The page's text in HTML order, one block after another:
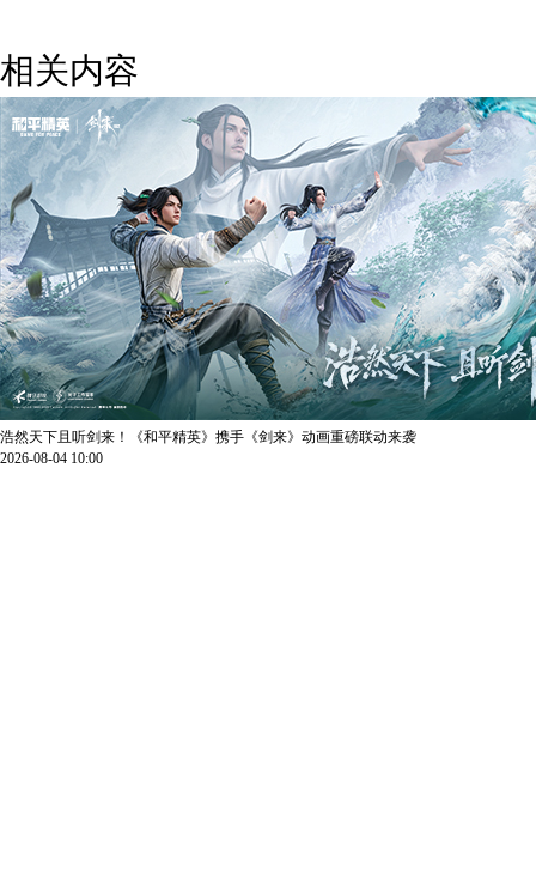
相关内容
浩然天下且听剑来！《和平精英》携手《剑来》动画重磅联动来袭
2026-08-04 10:00